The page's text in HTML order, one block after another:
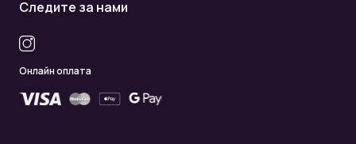
Следите за нами
Онлайн оплата